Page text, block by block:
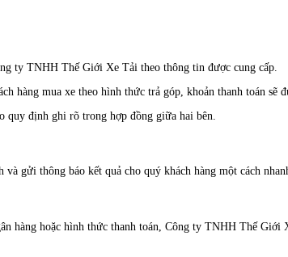
ty TNHH Thế Giới Xe Tải theo thông tin được cung cấp.
hàng mua xe theo hình thức trả góp, khoản thanh toán
quy định ghi rõ trong hợp đồng giữa hai bên.
gửi thông báo kết quả cho quý khách hàng một cách
hàng hoặc hình thức thanh toán, Công ty TNHH Thế Giới